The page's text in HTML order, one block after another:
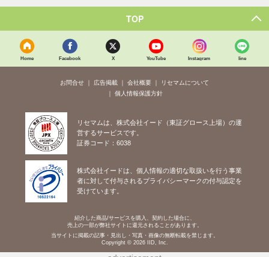
TOP
Home Facebook X YouTube Instagram line
お問合せ 広告掲載 会社概要
リセマムについて
個人情報保護方針
リセマムは、株式会社イード（東証グロース上場）の運
営するサービスです。
証券コード：6038
株式会社イードは、個人情報の適切な取扱いを行う事業
者に対して付与されるプライバシーマークの付与認定を
受けています。
紹介した商品/サービスを購入、契約した場合に、
売上の一部が弊社サイトに還元されることがあります。
当サイトに掲載の記事・見出し・写真・画像の無断転載を禁じます。
Copyright © 2026 IID, Inc.